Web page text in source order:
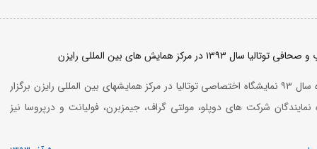
در مرکز همایش های بین المللی رایزن
در روز سه شنبه ۴ آذرماه سال ۹۳ نمایشگاه اختصاصی توتالیا در مرکز همایشهای بین المللی رایزن برگزار
نمایندگان شرکت های دوپلو، مولتی گراف، جیمزبرن، فولیانت و درپروسا نیز